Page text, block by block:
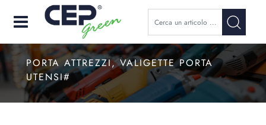
Open
PORTA ATTREZZI, VALIGETTE PORTA
UTENSI#